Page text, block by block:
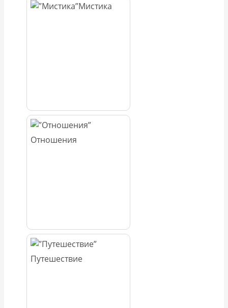
Мистика
Отношения
Путешествие